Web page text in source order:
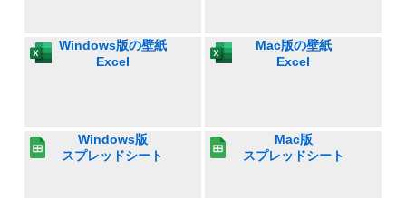
Windows版の壁紙
Excel
Mac版の壁紙
Excel
Windows版
スプレッドシート
Mac版
スプレッドシート